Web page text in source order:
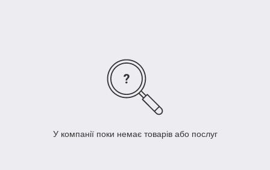
У компанії поки немає товарів або послуг